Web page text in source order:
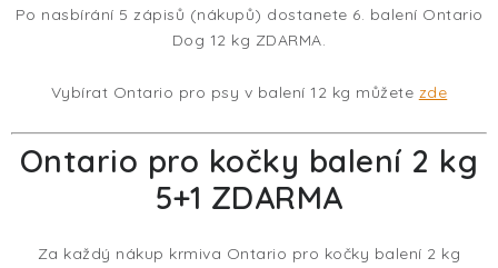
Po nasbírání 5 zápisů (nákupů) dostanete 6. balení Ontario
Dog 12 kg ZDARMA.
Vybírat Ontario pro psy v balení 12 kg můžete zde
Ontario pro kočky balení 2 kg
5+1 ZDARMA
Za každý nákup krmiva Ontario pro kočky balení 2 kg